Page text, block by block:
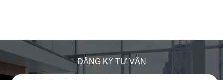
ĐĂNG KÝ TƯ VẤN